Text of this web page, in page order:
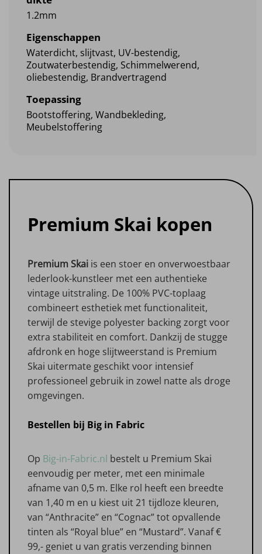
1.2mm
Eigenschappen
Waterdicht, slijtvast, UV-bestendig,
Zoutwaterbestendig, Schimmelwerend,
oliebestendig, Brandvertragend
Toepassing
Bootstoffering, Wandbekleding,
Meubelstoffering
Premium Skai kopen
Premium Skai is een stoer en onverwoestbaar
lederlook-kunstleer met een authentieke
vintage uitstraling. De 100% PVC-toplaag
combineert esthetiek met functionaliteit,
terwijl de stevige polyester backing zorgt voor
extra stabiliteit en comfort. Dankzij de stugge
afdronk en hoge slijtweerstand is Premium
Skai uitermate geschikt voor intensief
professioneel gebruik in zowel natte als droge
omgevingen.
Bestellen bij Big in Fabric
Op Big-in-Fabric.nl bestelt u Premium Skai
eenvoudig per meter, met een minimale
afname van 0,5 m. Elke rol heeft een breedte
van 1,40 m en u kiest uit 21 tijdloze kleuren,
van “Anthracite” en “Cognac” tot opvallende
tinten als “Royal blue” en “Mustard”. Vanaf €
99,- geniet u van gratis verzending binnen